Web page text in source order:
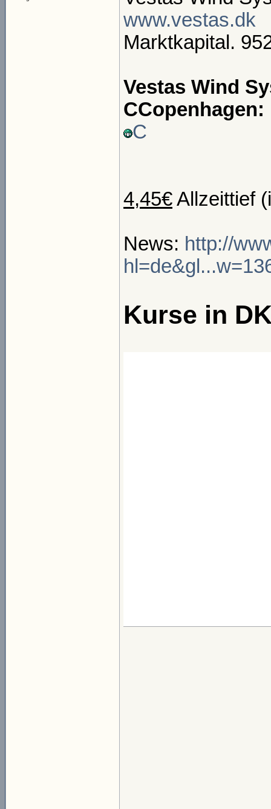
www.vestas.dk
Marktkapital.
Vestas Wind
CCopenhagen:
C
4,45€Allzeittief
News: http://
Kurse in